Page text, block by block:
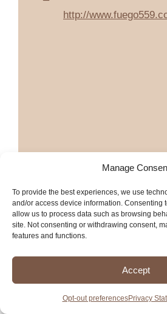
Manage
To provide the best experiences, we use
and/or access device information. Consenting
allow us to process data such as browsing
site. Not consenting or withdrawing consent,
features and functions.
Accept
Opt-out preferencesPrivacy
http://